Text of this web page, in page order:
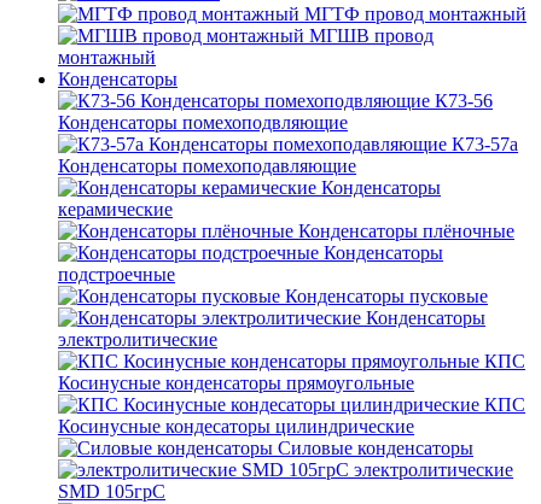
МГТФ провод монтажный
МГШВ провод
монтажный
Конденсаторы
К73-56
Конденсаторы помехоподвляющие
К73-57а
Конденсаторы помехоподавляющие
Конденсаторы
керамические
Конденсаторы плёночные
Конденсаторы
подстроечные
Конденсаторы пусковые
Конденсаторы
электролитические
КПС
Косинусные конденсаторы прямоугольные
КПС
Косинусные кондесаторы цилиндрические
Силовые конденсаторы
электролитические
SMD 105грС